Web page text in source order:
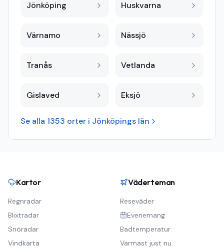
Jönköping Huskvarna
Värnamo Nässjö
Tranås Vetlanda
Gislaved Eksjö
Se alla 1353 orter i Jönköpings län
Kartor
Regnradar
Blixtradar
Snöradar
Vindkarta
Väderteman
Reseväder
Evenemang
Badtemperatur
Varmast just nu